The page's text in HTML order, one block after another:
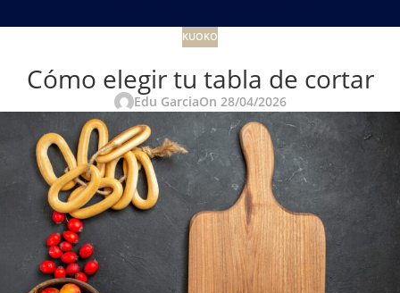
KUOKO
Cómo elegir tu tabla de cortar
Edu GarciaOn 28/04/2026